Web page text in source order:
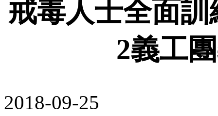
戒毒人士全面訓
2義工
2018-09-25